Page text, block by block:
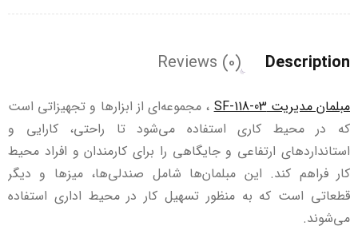
Description
Reviews (0)
مبلمان مدیریت SF-118-03
، مجموعه‌ای از ابزارها و تجهیزاتی است
که در محیط کاری استفاده می‌شود تا راحتی، کارایی و
استانداردهای ارتفاعی و جایگاهی را برای کارمندان و افراد محیط
کار فراهم کند. این مبلمان‌ها شامل صندلی‌ها، میزها و دیگر
قطعاتی است که به منظور تسهیل کار در محیط اداری استفاده
می‌شوند.